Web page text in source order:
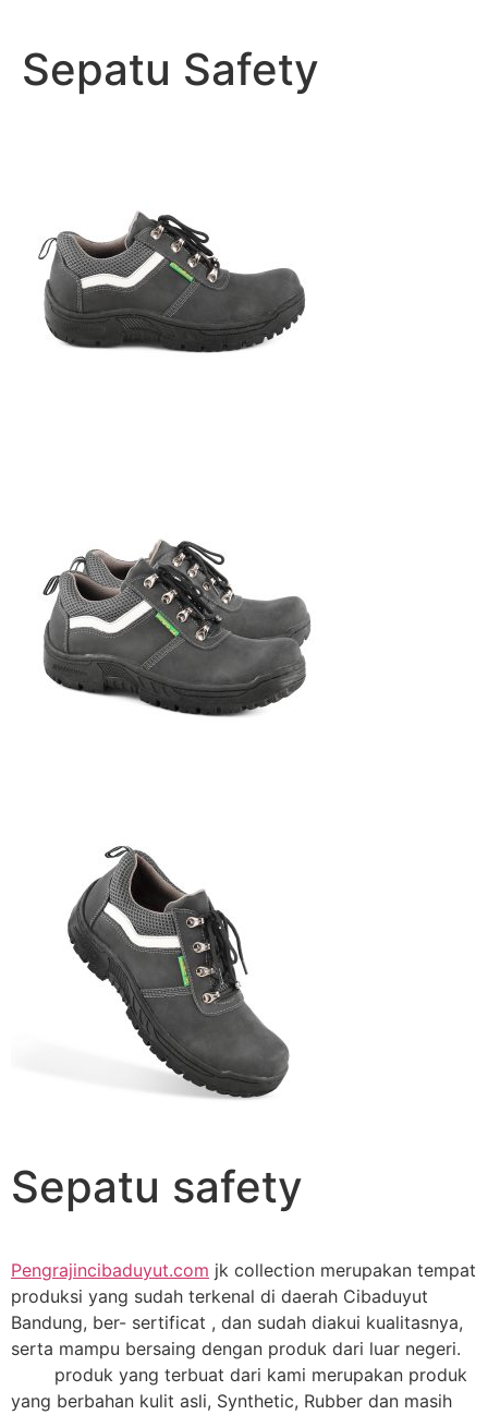
konten
Sepatu Safety
Sepatu safety
Pengrajincibaduyut.com jk collection merupakan tempat
produksi yang sudah terkenal di daerah Cibaduyut
Bandung, ber- sertificat , dan sudah diakui kualitasnya,
serta mampu bersaing dengan produk dari luar negeri.
produk yang terbuat dari kami merupakan produk
yang berbahan kulit asli, Synthetic, Rubber dan masih